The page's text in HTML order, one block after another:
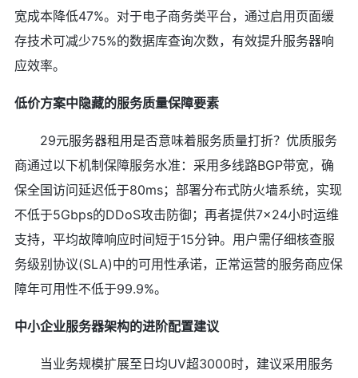
宽成本降低47%。对于电子商务类平台，通过启用页面缓
存技术可减少75%的数据库查询次数，有效提升服务器响
应效率。
低价方案中隐藏的服务质量保障要素
29元服务器租用是否意味着服务质量打折？优质服务
商通过以下机制保障服务水准：采用多线路BGP带宽，确
保全国访问延迟低于80ms；部署分布式防火墙系统，实现
不低于5Gbps的DDoS攻击防御；再者提供7×24小时运维
支持，平均故障响应时间短于15分钟。用户需仔细核查服
务级别协议(SLA)中的可用性承诺，正常运营的服务商应保
障年可用性不低于99.9%。
中小企业服务器架构的进阶配置建议
当业务规模扩展至日均UV超3000时，建议采用服务